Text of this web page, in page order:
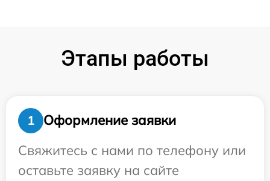
Этапы работы
1
Оформление заявки
Свяжитесь с нами по телефону или
оставьте заявку на сайте